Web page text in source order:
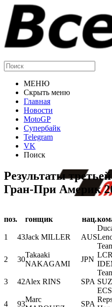
МЕНЮ
Скрыть меню
Главная
Новости
MotoGP
Супербайк
Telegram
VK
Поиск
Результаты
Гран-При Америк
поз. гонщик нац.
1 43Jack MILLER AUS
2 30
Takaaki
NAKAGAMI
JPN
3 42Alex RINS SPA
4 93
Marc
SPA